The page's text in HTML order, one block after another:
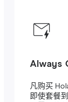
Always
凡购买
即使套餐